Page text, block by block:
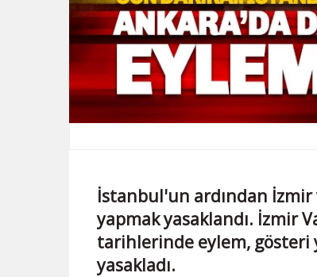
İstanbul'un ardından İzmir
yapmak yasaklandı. İzmir
tarihlerinde eylem, gösteri
yasakladı.